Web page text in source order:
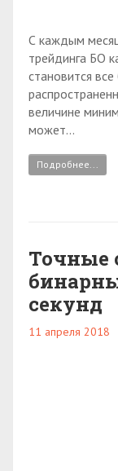
С каждым
трейдинга БО
становится
величине
может...
Подробнее...
Точные
секунд
11 апреля 2018